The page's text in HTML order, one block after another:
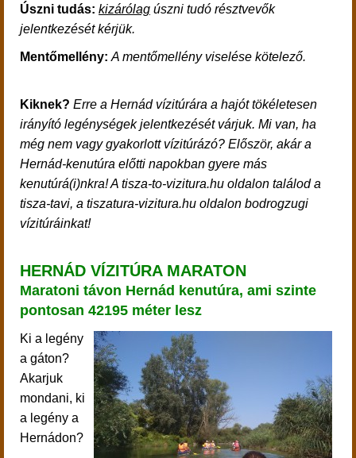
Úszni tudás: kizárólag úszni tudó résztvevők
jelentkezését kérjük.
Mentőmellény: A mentőmellény viselése kötelező.
Kiknek? Erre a Hernád vízitúrára a hajót tökéletesen
irányító legénységek jelentkezését várjuk. Mi van, ha
még nem vagy gyakorlott vízitúrázó? Először, akár a
Hernád-kenutúra előtti napokban gyere más
kenutúrá(i)nkra! A tisza-to-vizitura.hu oldalon találod a
tisza-tavi, a tiszatura-vizitura.hu oldalon bodrogzugi
vízitúráinkat!
HERNÁD VÍZITÚRA MARATON
Maratoni távon Hernád kenutúra, ami szinte
pontosan 42195 méter lesz
Ki a legény
a gáton?
Akarjuk
mondani, ki
a legény a
Hernádon?